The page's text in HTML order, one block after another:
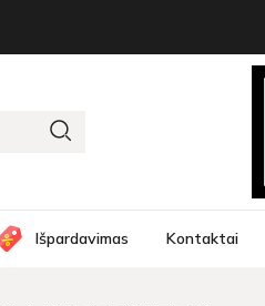
Išpardavimas Kontaktai